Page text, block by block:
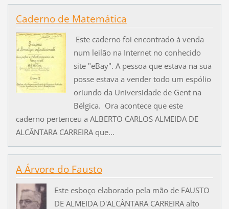
Caderno de Matemática
Este caderno foi encontrado à venda
num leilão na Internet no conhecido
site "eBay". A pessoa que estava na sua
posse estava a vender todo um espólio
oriundo da Universidade de Gent na
Bélgica. Ora acontece que este
caderno pertenceu a ALBERTO CARLOS ALMEIDA DE
ALCÂNTARA CARREIRA que...
A Árvore do Fausto
Este esboço elaborado pela mão de FAUSTO
DE ALMEIDA D'ALCÂNTARA CARREIRA alto